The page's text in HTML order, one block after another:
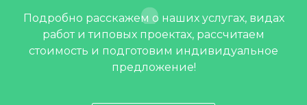
Подробно расскажем о наших услугах, видах
работ и типовых проектах, рассчитаем
стоимость и подготовим индивидуальное
предложение!